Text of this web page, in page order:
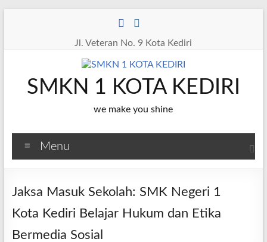
Jl. Veteran No. 9 Kota Kediri
SMKN 1 KOTA KEDIRI
we make you shine
Menu
Jaksa Masuk Sekolah: SMK Negeri 1
Kota Kediri Belajar Hukum dan Etika
Bermedia Sosial